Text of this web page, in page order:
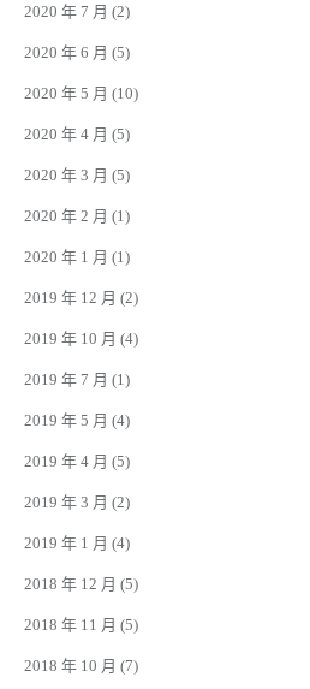
2020 年 7 月 (2)
2020 年 6 月 (5)
2020 年 5 月 (10)
2020 年 4 月 (5)
2020 年 3 月 (5)
2020 年 2 月 (1)
2020 年 1 月 (1)
2019 年 12 月 (2)
2019 年 10 月 (4)
2019 年 7 月 (1)
2019 年 5 月 (4)
2019 年 4 月 (5)
2019 年 3 月 (2)
2019 年 1 月 (4)
2018 年 12 月 (5)
2018 年 11 月 (5)
2018 年 10 月 (7)